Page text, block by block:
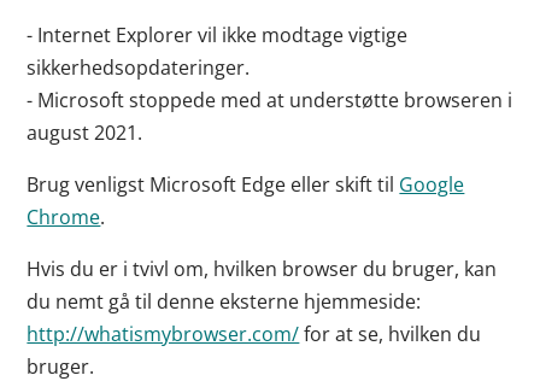
- Internet Explorer vil ikke modtage vigtige
sikkerhedsopdateringer.
- Microsoft stoppede med at understøtte browseren i
august 2021.
Brug venligst Microsoft Edge eller skift til Google
Chrome.
Hvis du er i tvivl om, hvilken browser du bruger, kan
du nemt gå til denne eksterne hjemmeside:
http://whatismybrowser.com/for at se, hvilken du
bruger.